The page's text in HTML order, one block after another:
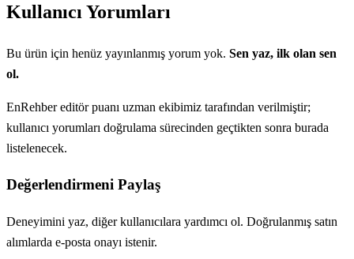
Kullanıcı Yorumları
Bu ürün için henüz yayınlanmış yorum yok. Sen yaz, ilk olan sen
ol.
EnRehber editör puanı uzman ekibimiz tarafından verilmiştir;
kullanıcı yorumları doğrulama sürecinden geçtikten sonra burada
listelenecek.
Değerlendirmeni Paylaş
Deneyimini yaz, diğer kullanıcılara yardımcı ol. Doğrulanmış satın
alımlarda e-posta onayı istenir.